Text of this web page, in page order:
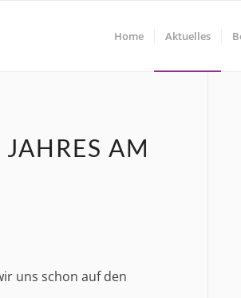
Home Aktuelles
AM
uns schon auf den